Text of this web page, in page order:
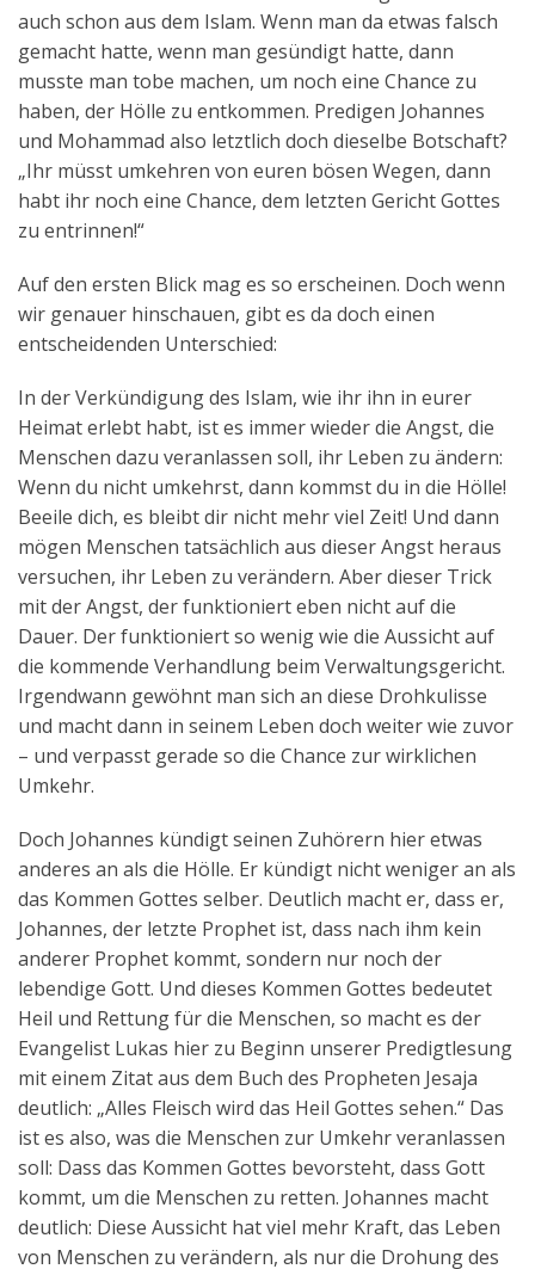
auch schon aus dem Islam. Wenn man da etwas falsch
gemacht hatte, wenn man gesündigt hatte, dann
musste man tobe machen, um noch eine Chance zu
haben, der Hölle zu entkommen. Predigen Johannes
und Mohammad also letztlich doch dieselbe Botschaft?
„Ihr müsst umkehren von euren bösen Wegen, dann
habt ihr noch eine Chance, dem letzten Gericht Gottes
zu entrinnen!“
Auf den ersten Blick mag es so erscheinen. Doch wenn
wir genauer hinschauen, gibt es da doch einen
entscheidenden Unterschied:
In der Verkündigung des Islam, wie ihr ihn in eurer
Heimat erlebt habt, ist es immer wieder die Angst, die
Menschen dazu veranlassen soll, ihr Leben zu ändern:
Wenn du nicht umkehrst, dann kommst du in die Hölle!
Beeile dich, es bleibt dir nicht mehr viel Zeit! Und dann
mögen Menschen tatsächlich aus dieser Angst heraus
versuchen, ihr Leben zu verändern. Aber dieser Trick
mit der Angst, der funktioniert eben nicht auf die
Dauer. Der funktioniert so wenig wie die Aussicht auf
die kommende Verhandlung beim Verwaltungsgericht.
Irgendwann gewöhnt man sich an diese Drohkulisse
und macht dann in seinem Leben doch weiter wie zuvor
– und verpasst gerade so die Chance zur wirklichen
Umkehr.
Doch Johannes kündigt seinen Zuhörern hier etwas
anderes an als die Hölle. Er kündigt nicht weniger an als
das Kommen Gottes selber. Deutlich macht er, dass er,
Johannes, der letzte Prophet ist, dass nach ihm kein
anderer Prophet kommt, sondern nur noch der
lebendige Gott. Und dieses Kommen Gottes bedeutet
Heil und Rettung für die Menschen, so macht es der
Evangelist Lukas hier zu Beginn unserer Predigtlesung
mit einem Zitat aus dem Buch des Propheten Jesaja
deutlich: „Alles Fleisch wird das Heil Gottes sehen.“ Das
ist es also, was die Menschen zur Umkehr veranlassen
soll: Dass das Kommen Gottes bevorsteht, dass Gott
kommt, um die Menschen zu retten. Johannes macht
deutlich: Diese Aussicht hat viel mehr Kraft, das Leben
von Menschen zu verändern, als nur die Drohung des